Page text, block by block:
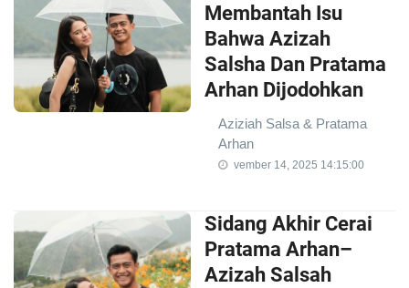
Membantah Isu
Bahwa Azizah
Salsha Dan Pratama
Arhan Dijodohkan
Aziziah Salsa & Pratama
Arhan
vember 14, 2025 14:15:00
Sidang Akhir Cerai
Pratama Arhan–
Azizah Salsah